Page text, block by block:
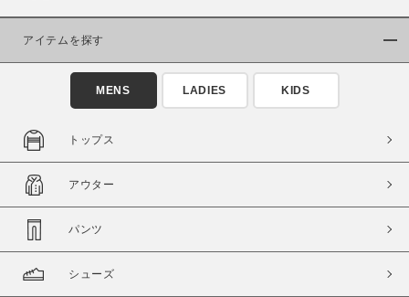
商品タイプ
通常商品
セール価格 WEB限定
在庫
在庫あり
アイテムを探す
MENS LADIES KIDS
トップス
アウター
パンツ
シューズ